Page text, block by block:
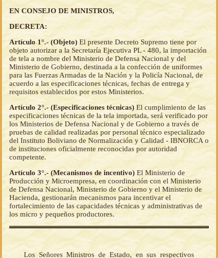
EN CONSEJO DE MINISTROS,
DECRETA:
Artículo 1°.- (Objeto) El presente Decreto Supremo tiene por
objeto autorizar a la Secretaría Ejecutiva PL - 480, la importación
de tela a nombre del Ministerio de Defensa Nacional y del
Ministerio de Gobierno, destinada a la confección de uniformes
para las Fuerzas Armadas de la Nación y la Policía Nacional, de
acuerdo a las especificaciones técnicas, fechas de entrega y
requisitos establecidos por estos Ministerios.
Artículo 2°.- (Especificaciones técnicas) El cumplimiento de las
especificaciones técnicas de la tela importada, será verificado por
los Ministerios de Defensa Nacional y de Gobierno a través de
pruebas de calidad realizadas por personal técnico especializado
del Instituto Boliviano de Normalización y Calidad - IBNORCA o
de instituciones oficialmente reconocidas por autoridad
competente.
Artículo 3°.- (Mecanismos de incentivo) El Ministerio de
Producción y Microempresa, en coordinación con el Ministerio
de Defensa Nacional, Ministerio de Gobierno y el Ministerio de
Hacienda, gestionarán mecanismos para incentivar el
fortalecimiento de las capacidades técnicas y administrativas de
los micro y pequeños productores.
Los Señores Ministros de Estado, en sus respectivos